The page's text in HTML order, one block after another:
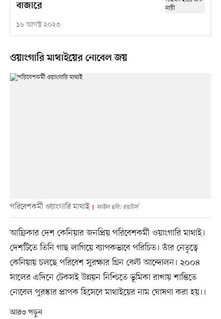
বাজারে
১৬ আগস্ট ২০২৩
ওয়াংগারি মাথাইয়ের নোবেল জয়
পরিবেশকর্মী ওয়াংগারি মাথাই ফাইল ছবি: রয়টার্স
আফ্রিকার দেশ কেনিয়ার জনপ্রিয় পরিবেশকর্মী ওয়াংগারি মাথাই।
দেশটিতে তিনি গাছ লাগিয়ে ব্যাপকভাবে পরিচিত। তাঁর নেতৃত্বে
কেনিয়ায় চলছে পরিবেশ সুরক্ষার গ্রিন বেল্ট আন্দোলন। ২০০৪
সালের এদিনে টেকসই উন্নয়ন নিশ্চিতে ভূমিকা রাখায় শান্তিতে
নোবেল পুরস্কার প্রাপক হিসেবে মাথাইয়ের নাম ঘোষণা করা হয়।।
আরও পড়ুন